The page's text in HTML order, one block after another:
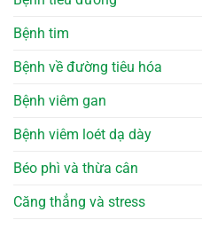
Bệnh tim
Bệnh về đường tiêu hóa
Bệnh viêm gan
Bệnh viêm loét dạ dày
Béo phì và thừa cân
Căng thẳng và stress